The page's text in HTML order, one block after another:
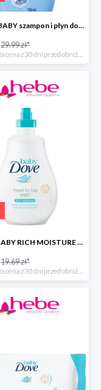
NIVEA BABY szampon i płyn do kąpieli dla dziecka
29.99 zł*
DOVE BABY RICH MOISTURE emulsja do mycia ciała i włosów -40%
19.69 zł*